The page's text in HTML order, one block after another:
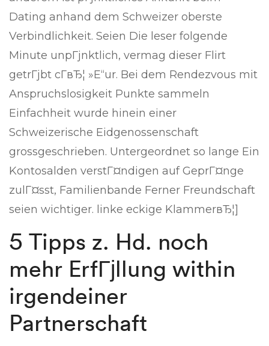
Dating anhand dem Schweizer oberste
Verbindlichkeit. Seien Die leser folgende
Minute unpГјnktlich, vermag dieser Flirt
getrГјbt cГ­вЂ¦ »Е“ur. Bei dem Rendezvous mit
Anspruchslosigkeit Punkte sammeln
Einfachheit wurde hinein einer
Schweizerische Eidgenossenschaft
grossgeschrieben. Untergeordnet so lange Ein
Kontosalden verstГ¤ndigen auf GeprГ¤nge
zulГ¤sst, Familienbande Ferner Freundschaft
seien wichtiger. linke eckige KlammerвЂ¦]
5 Tipps z. Hd. noch
mehr ErfГјllung within
irgendeiner
Partnerschaft